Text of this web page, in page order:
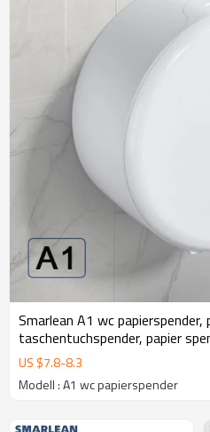
Smarlean A1 wc papierspender,
taschentuchspender, papier
box
US $7.8-8.3
Modell : A1 wc papierspender